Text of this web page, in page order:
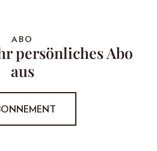
ABO
persönliches Abo
aus